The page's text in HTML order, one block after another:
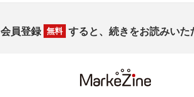
会員登録 無料 すると、続きをお読みいた